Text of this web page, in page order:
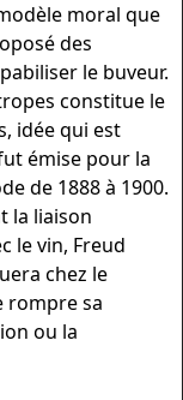
moral que
des
le buveur.
constitue le
idée qui est
émise pour la
de 1888 à 1900.
la liaison
le vin, Freud
chez le
rompre sa
ou la